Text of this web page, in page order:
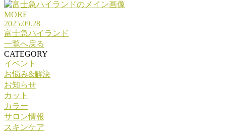
MORE
2025.09.28
富士急ハイランド
一覧へ戻る
CATEGORY
イベント
お悩み&解決
お知らせ
カット
カラー
サロン情報
スキンケア